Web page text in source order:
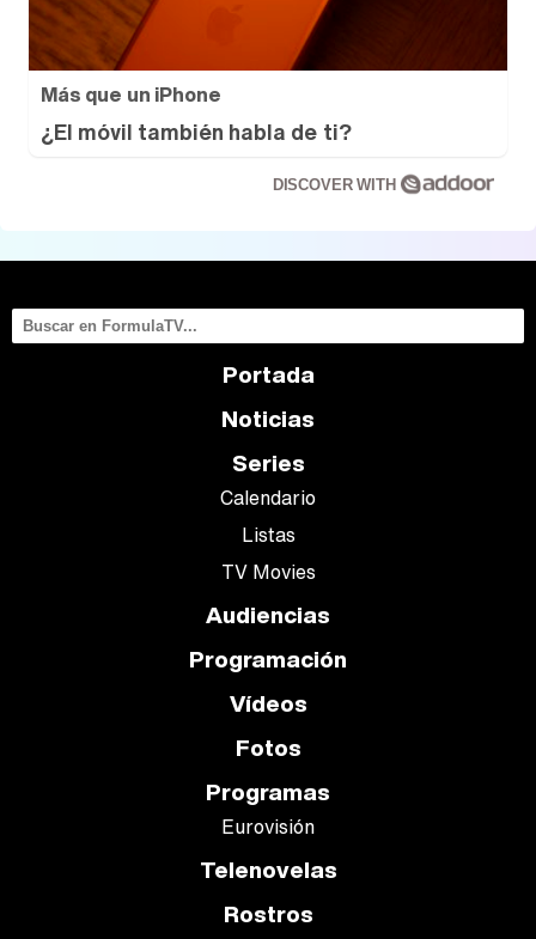
Más que un iPhone
¿El móvil también habla de ti?
DISCOVER WITH
Portada
Noticias
Series
Calendario
Listas
TV Movies
Audiencias
Programación
Vídeos
Fotos
Programas
Eurovisión
Telenovelas
Rostros